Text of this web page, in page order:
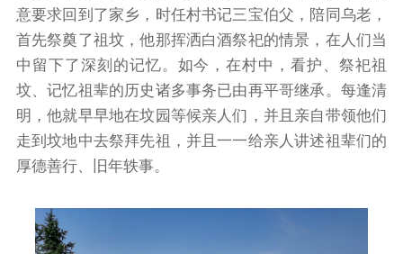
意要求回到了家乡，时任村书记三宝伯父，陪同乌老，
首先祭奠了祖坟，他那挥洒白酒祭祀的情景，在人们当
中留下了深刻的记忆。如今，在村中，看护、祭祀祖
坟、记忆祖辈的历史诸多事务已由再平哥继承。每逢清
明，他就早早地在坟园等候亲人们，并且亲自带领他们
走到坟地中去祭拜先祖，并且一一给亲人讲述祖辈们的
厚德善行、旧年轶事。